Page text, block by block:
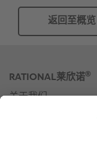
返回至概览